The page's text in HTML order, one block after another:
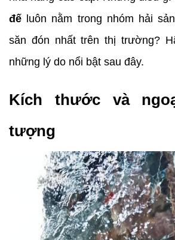
đế luôn nằm trong nhóm hải
săn đón nhất trên thị trường?
những lý do nổi bật sau đây.
Kích thước và
tượng